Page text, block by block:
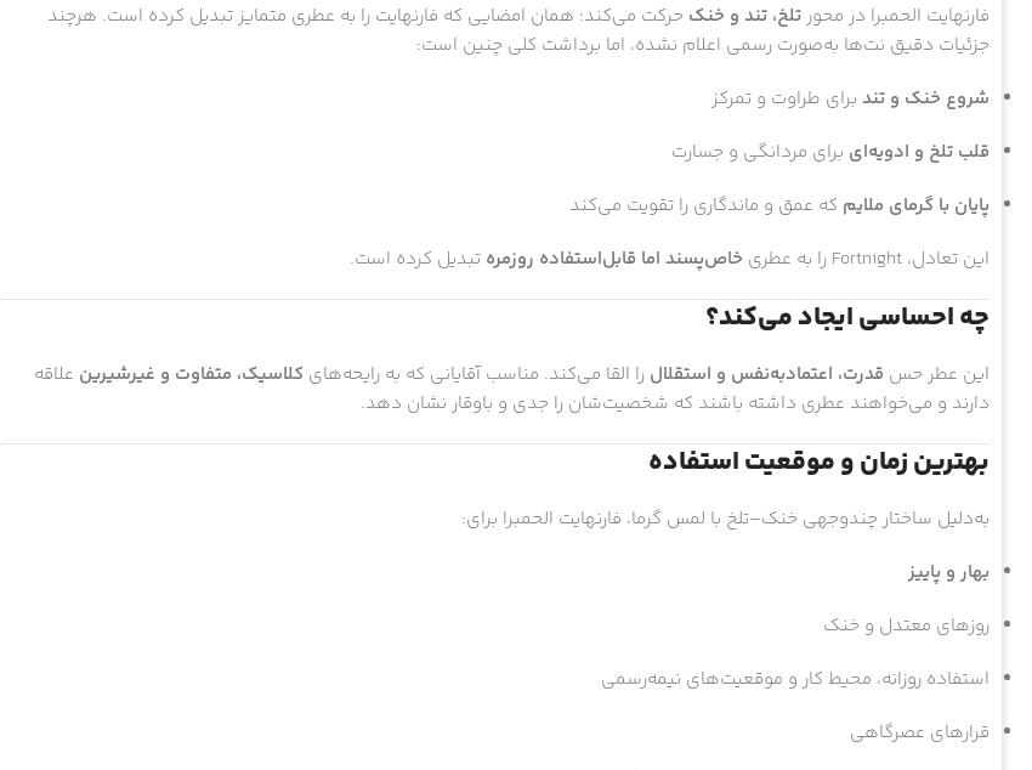
فارنهایت الحمبرا در محور تلخ، تند و خنک حرکت می‌کند؛ همان امضایی که فارنهایت را به عطری متمایز تبدیل کرده است. هرچند
جزئیات دقیق نت‌ها به‌صورت رسمی اعلام نشده، اما برداشت کلی چنین است:
شروع خنک و تند برای طراوت و تمرکز
قلب تلخ و ادویه‌ای برای مردانگی و جسارت
پایان با گرمای ملایم که عمق و ماندگاری را تقویت می‌کند
این تعادل، Fortnight را به عطری
خاص‌پسند اما قابل‌استفاده روزمره تبدیل کرده است.
چه احساسی ایجاد می‌کند؟
این عطر حس قدرت، اعتمادبه‌نفس و استقلال را القا می‌کند. مناسب آقایانی که به رایحه‌های کلاسیک، متفاوت و غیرشیرین علاقه
دارند و می‌خواهند عطری داشته باشند که شخصیت‌شان را جدی و باوقار نشان دهد.
بهترین زمان و موقعیت استفاده
به‌دلیل ساختار چندوجهی خنک–تلخ با لمس گرما، فارنهایت الحمبرا برای:
بهار و پاییز
روزهای معتدل و خنک
استفاده روزانه، محیط کار و موقعیت‌های نیمه‌رسمی
قرارهای عصرگاهی